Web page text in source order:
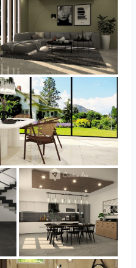
YUSMAN_LIVING
YUSMAN_KITCHEN